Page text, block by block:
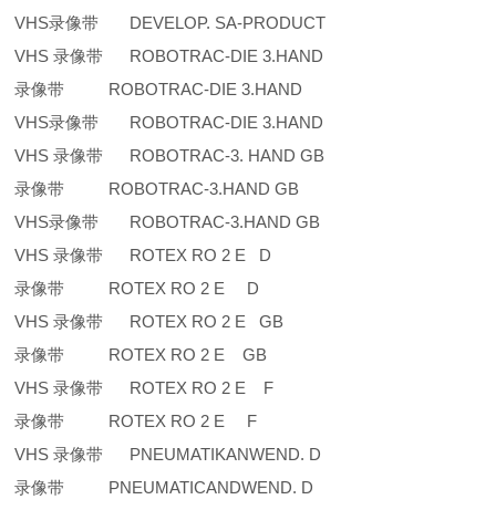
VHS录像带 DEVELOP. SA-PRODUCT
VHS 录像带 ROBOTRAC-DIE 3.HAND
录像带 ROBOTRAC-DIE 3.HAND
VHS录像带 ROBOTRAC-DIE 3.HAND
VHS 录像带 ROBOTRAC-3. HAND GB
录像带 ROBOTRAC-3.HAND GB
VHS录像带 ROBOTRAC-3.HAND GB
VHS 录像带 ROTEX RO 2 E D
录像带 ROTEX RO 2 E D
VHS 录像带 ROTEX RO 2 E GB
录像带 ROTEX RO 2 E GB
VHS 录像带 ROTEX RO 2 E F
录像带 ROTEX RO 2 E F
VHS 录像带 PNEUMATIKANWEND. D
录像带 PNEUMATICANDWEND. D